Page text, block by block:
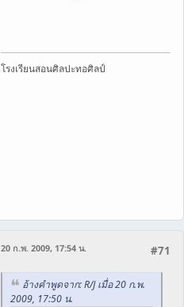
โรงเรียนสอนศิลปะทอศิลป์
#71
20 ก.พ. 2009, 17:54 น.
อ้างคำพูดจาก: R/J เมื่อ 20 ก.พ.
2009, 17:50 น.